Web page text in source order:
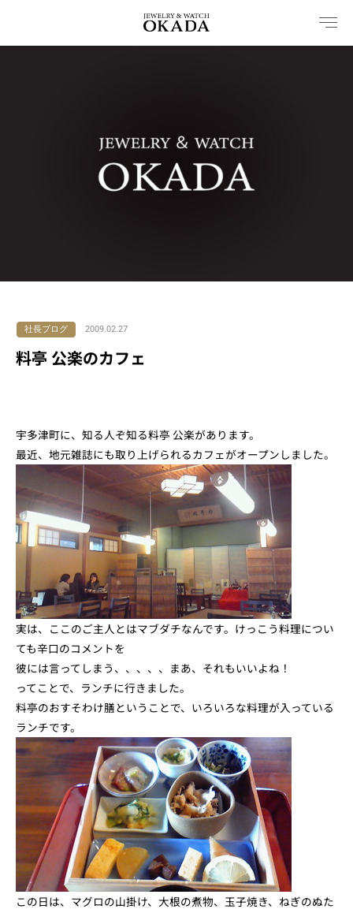
を
社長ブログ 2009.02.27
料亭 公楽のカフェ
宇多津町に、知る人ぞ知る料亭 公楽があります。
最近、地元雑誌にも取り上げられるカフェがオープンしました。
実は、ここのご主人とはマブダチなんです。けっこう料理につい
ても辛口のコメントを
彼には言ってしまう、、、、、まあ、それもいいよね！
ってことで、ランチに行きました。
料亭のおすそわけ膳ということで、いろいろな料理が入っている
ランチです。
この日は、マグロの山掛け、大根の煮物、玉子焼き、ねぎのぬた